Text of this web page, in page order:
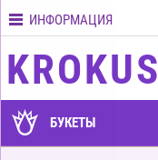
Контакты
Условия
ГАРАНТИИ
ИНФОРМАЦИЯ
KROKUS
БУКЕТЫ